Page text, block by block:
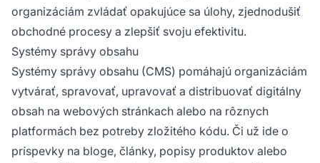
organizáciám zvládať opakujúce sa úlohy, zjednodušiť
obchodné procesy a zlepšiť svoju efektivitu.
Systémy správy obsahu
Systémy správy obsahu (CMS) pomáhajú organizáciám
vytvárať, spravovať, upravovať a distribuovať digitálny
obsah na webových stránkach alebo na rôznych
platformách bez potreby zložitého kódu. Či už ide o
príspevky na bloge, články, popisy produktov alebo